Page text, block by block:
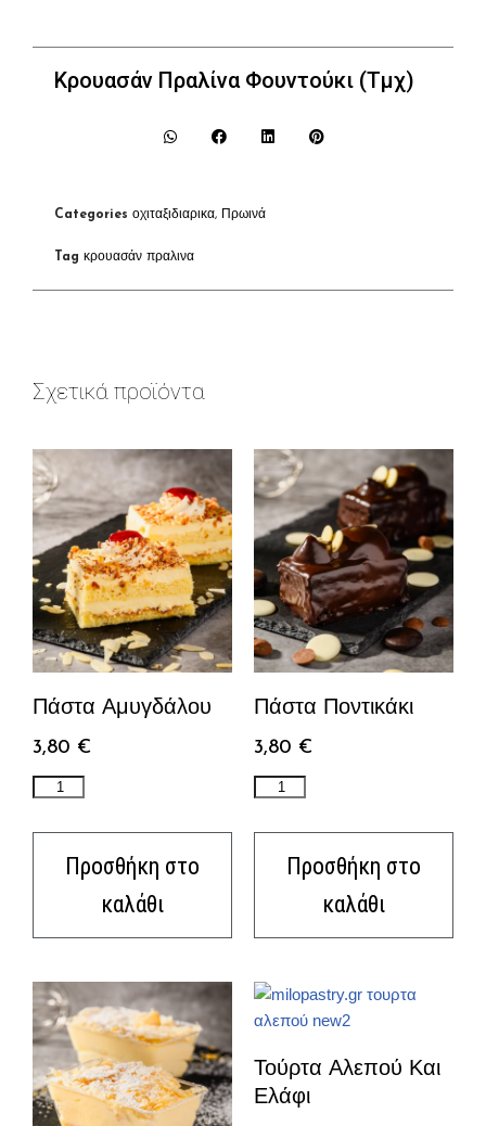
Κρουασάν Πραλίνα Φουντούκι (Τμχ)
Categories οχιταξιδιαρικα, Πρωινά
Tag κρουασάν πραλινα
Σχετικά προϊόντα
Πάστα Αμυγδάλου
3,80 €
Προσθήκη στο
καλάθι
Πάστα Ποντικάκι
3,80 €
Προσθήκη στο
καλάθι
Τούρτα Αλεπού Και
Ελάφι